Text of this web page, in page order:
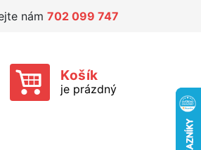
nám 702 099 747
Košík
je prázdný